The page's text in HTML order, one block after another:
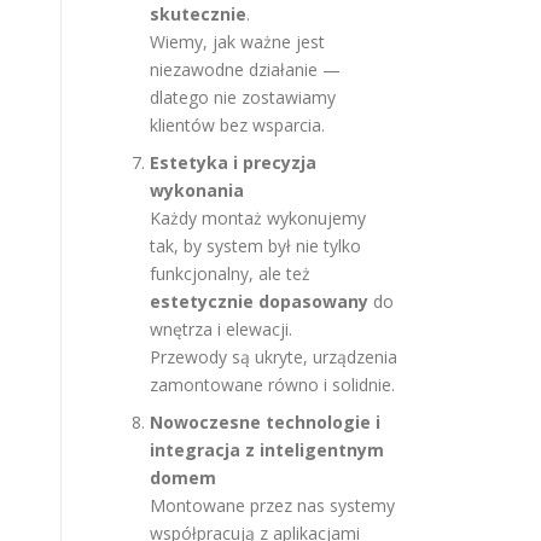
skutecznie.
Wiemy, jak ważne jest
niezawodne działanie —
dlatego nie zostawiamy
klientów bez wsparcia.
Estetyka i precyzja
wykonania
Każdy montaż wykonujemy
tak, by system był nie tylko
funkcjonalny, ale też
estetycznie dopasowany do
wnętrza i elewacji.
Przewody są ukryte, urządzenia
zamontowane równo i solidnie.
Nowoczesne technologie i
integracja z inteligentnym
domem
Montowane przez nas systemy
współpracują z aplikacjami